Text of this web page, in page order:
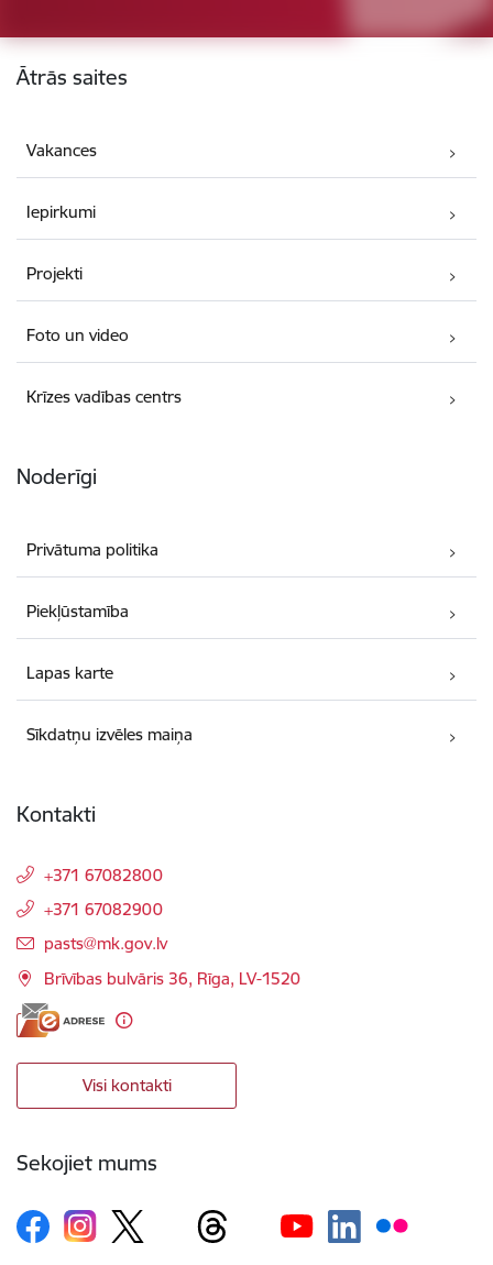
Kājene
Ātrās saites
Vakances
Iepirkumi
Projekti
Foto un video
Krīzes vadības centrs
Noderīgi
Privātuma politika
Piekļūstamība
Lapas karte
Sīkdatņu izvēles maiņa
Kontakti
+371 67082800
+371 67082900
E-pasts:
pasts@mk.gov.lv
Brīvības bulvāris 36, Rīga, LV-1520
Visi kontakti
Sekojiet mums